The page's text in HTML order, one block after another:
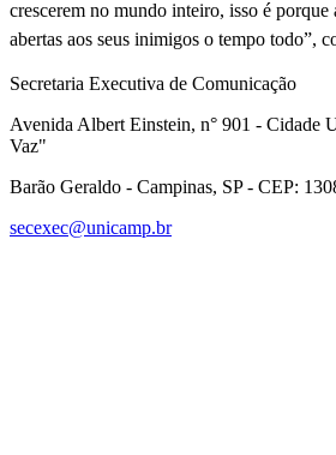
crescerem no mundo inteiro, isso é porque
abertas aos seus inimigos o tempo todo”,
Secretaria Executiva de Comunicação
Avenida Albert Einstein, n° 901 - Cidade
Vaz"
Barão Geraldo - Campinas, SP - CEP:
secexec@unicamp.br